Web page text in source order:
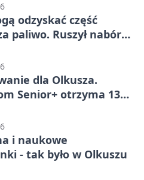
odzyskać część
paliwo. Ruszył nabór
dla Olkusza.
Senior+ otrzyma 134
i naukowe
- tak było w Olkuszu